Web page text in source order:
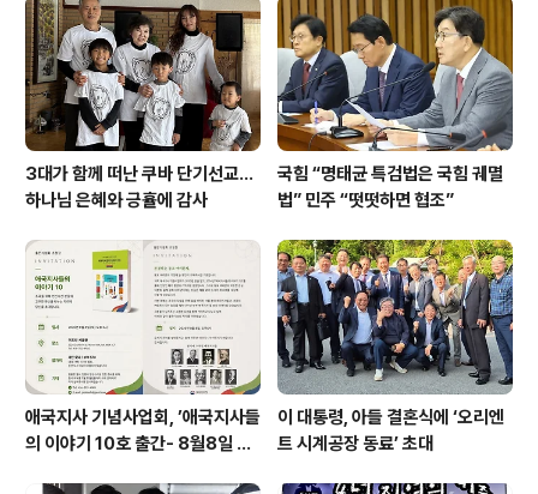
3대가 함께 떠난 쿠바 단기선교...
하나님 은혜와 긍휼에 감사
국힘 “명태균 특검법은 국힘 궤멸
법” 민주 “떳떳하면 협조”
애국지사 기념사업회, ’애국지사들
의 이야기 10호 출간- 8월8일 출
이 대통령, 아들 결혼식에 ‘오리엔
트 시계공장 동료’ 초대